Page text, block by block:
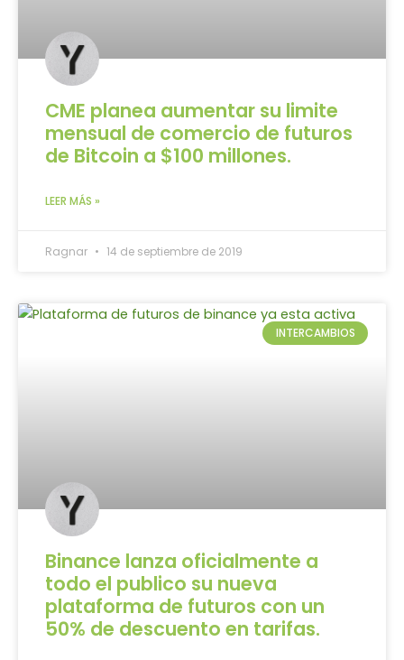
CME planea aumentar su limite
mensual de comercio de futuros
de Bitcoin a $100 millones.
LEER MÁS »
Ragnar 14 de septiembre de 2019
INTERCAMBIOS
Binance lanza oficialmente a
todo el publico su nueva
plataforma de futuros con un
50% de descuento en tarifas.